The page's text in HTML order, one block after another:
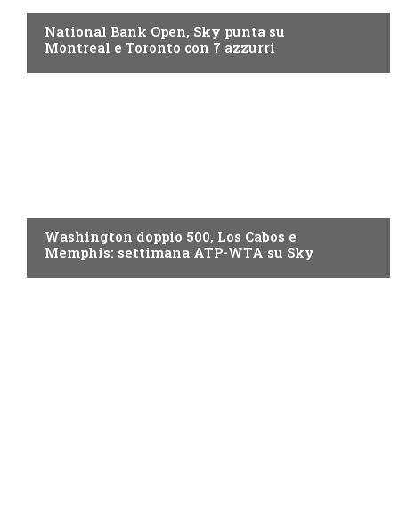
National Bank Open, Sky punta su
Montreal e Toronto con 7 azzurri
Washington doppio 500, Los Cabos e
Memphis: settimana ATP-WTA su Sky